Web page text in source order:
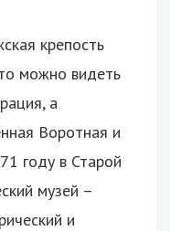
крепость
можно видеть
а
Воротная и
году в Старой
музей –
и